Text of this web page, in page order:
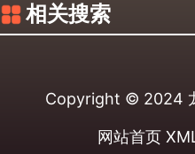
相关搜索
Copyright © 2024
网站首页